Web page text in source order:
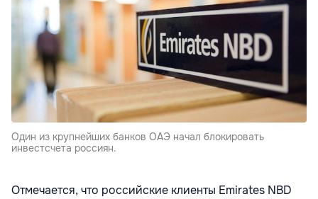
Один из крупнейших банков ОАЭ начал блокировать
инвестсчета россиян.
Отмечается, что российские клиенты Emirates NBD